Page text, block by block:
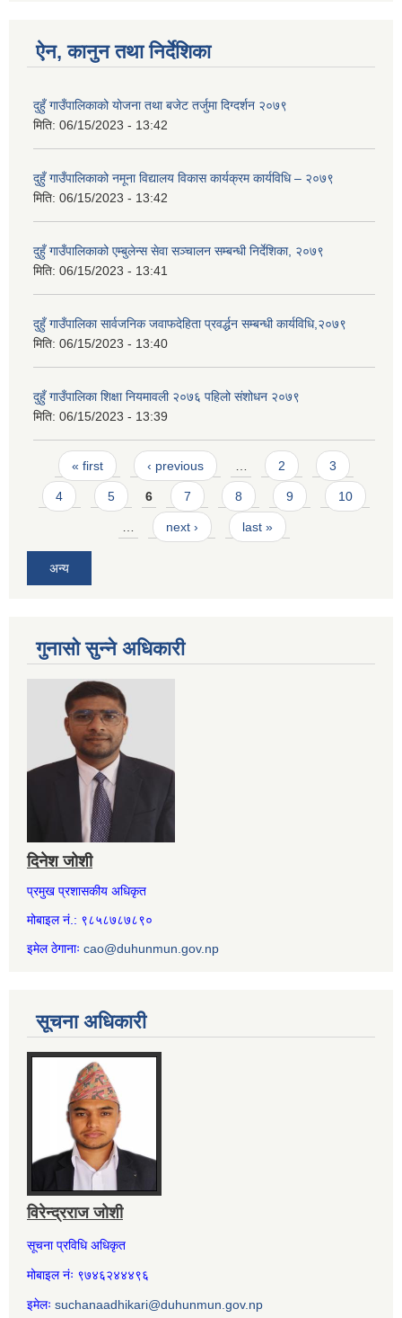
ऐन, कानुन तथा निर्देशिका
दुहुँ गाउँपालिकाको योजना तथा बजेट तर्जुमा दिग्दर्शन २०७९
मिति: 06/15/2023 - 13:42
दुहुँ गाउँपालिकाको नमूना विद्यालय विकास कार्यक्रम कार्यविधि – २०७९
मिति: 06/15/2023 - 13:42
दुहुँ गाउँपालिकाको एम्बुलेन्स सेवा सञ्चालन सम्बन्धी निर्देशिका, २०७९
मिति: 06/15/2023 - 13:41
दुहुँ गाउँपालिका सार्वजनिक जवाफदेहिता प्रवर्द्धन सम्बन्धी कार्यविधि,२०७९
मिति: 06/15/2023 - 13:40
दुहुँ गाउँपालिका शिक्षा नियमावली २०७६ पहिलो संशोधन २०७९
मिति: 06/15/2023 - 13:39
Pages
« first ‹ previous 2 3
4 5 6 7 8 9 10
next › last »
अन्य
गुनासो सुन्ने अधिकारी
दिनेश जोशी
प्रमुख प्रशासकीय अधिकृत
मोबाइल नं.: ९८५८७८७८९०
इमेल ठेगानाः cao@duhunmun.gov.np
सूचना अधिकारी
विरेन्द्रराज जोशी
सूचना प्रविधि अधिकृत
मोबाइल नंः ९७४६२४४४९६
इमेलः suchanaadhikari@duhunmun.gov.np